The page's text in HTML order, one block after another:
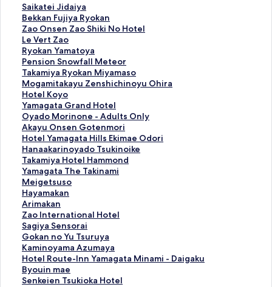
Saikatei Jidaiya
S
a
i
k
a
t
e
i
J
i
d
a
i
y
a
的
連
結
Bekkan Fujiya Ryokan
B
e
k
k
a
n
F
u
j
i
y
a
R
y
o
k
a
n
的
連
結
Zao Onsen Zao Shiki No Hotel
Z
a
o
O
n
s
e
n
Z
a
o
S
h
i
k
i
N
o
H
o
t
e
l
的
Le Vert Zao
L
e
V
e
r
t
Z
a
o
的
連
結
Ryokan Yamatoya
R
y
o
k
a
n
Y
a
m
a
t
o
y
a
的
連
結
Pension Snowfall Meteor
P
e
n
s
i
o
n
S
n
o
w
f
a
l
l
M
e
t
e
o
r
Takamiya Ryokan Miyamaso
T
a
k
a
m
i
y
a
R
y
o
k
a
n
M
i
y
a
m
a
Mogamitakayu Zenshichinoyu Ohira
M
o
g
a
m
i
t
a
k
a
y
u
Z
e
n
s
h
i
c
Hotel Koyo
H
o
t
e
l
K
o
y
o
的
連
結
Yamagata Grand Hotel
Y
a
m
a
g
a
t
a
G
r
a
n
d
H
o
t
e
Oyado Morinone - Adults Only
O
y
a
d
o
M
o
r
i
n
o
n
e
-
A
d
Akayu Onsen Gotenmori
A
k
a
y
u
O
n
s
e
n
G
o
t
e
n
Hotel Yamagata Hills Ekimae Odori
H
o
t
e
l
Y
a
m
a
g
a
t
a
H
Hanaakarinoyado Tsukinoike
H
a
n
a
a
k
a
r
i
n
o
y
a
Takamiya Hotel Hammond
T
a
k
a
m
i
y
a
H
o
t
e
Yamagata The Takinami
Y
a
m
a
g
a
t
a
T
h
e
Meigetsuso
M
e
i
g
e
t
s
u
s
o
Hayamakan
H
a
y
a
m
a
k
a
n
Arimakan
A
r
i
m
a
k
a
n
Zao International Hotel
Z
a
o
I
n
t
e
Sagiya Sensorai
S
a
g
i
y
a
Gokan no Yu Tsuruya
G
o
k
a
n
Kaminoyama Azumaya
K
a
m
i
Hotel Route-Inn Yamagata Minami - Daigaku
Byouin mae
H
o
t
Senkeien Tsukioka Hotel
S